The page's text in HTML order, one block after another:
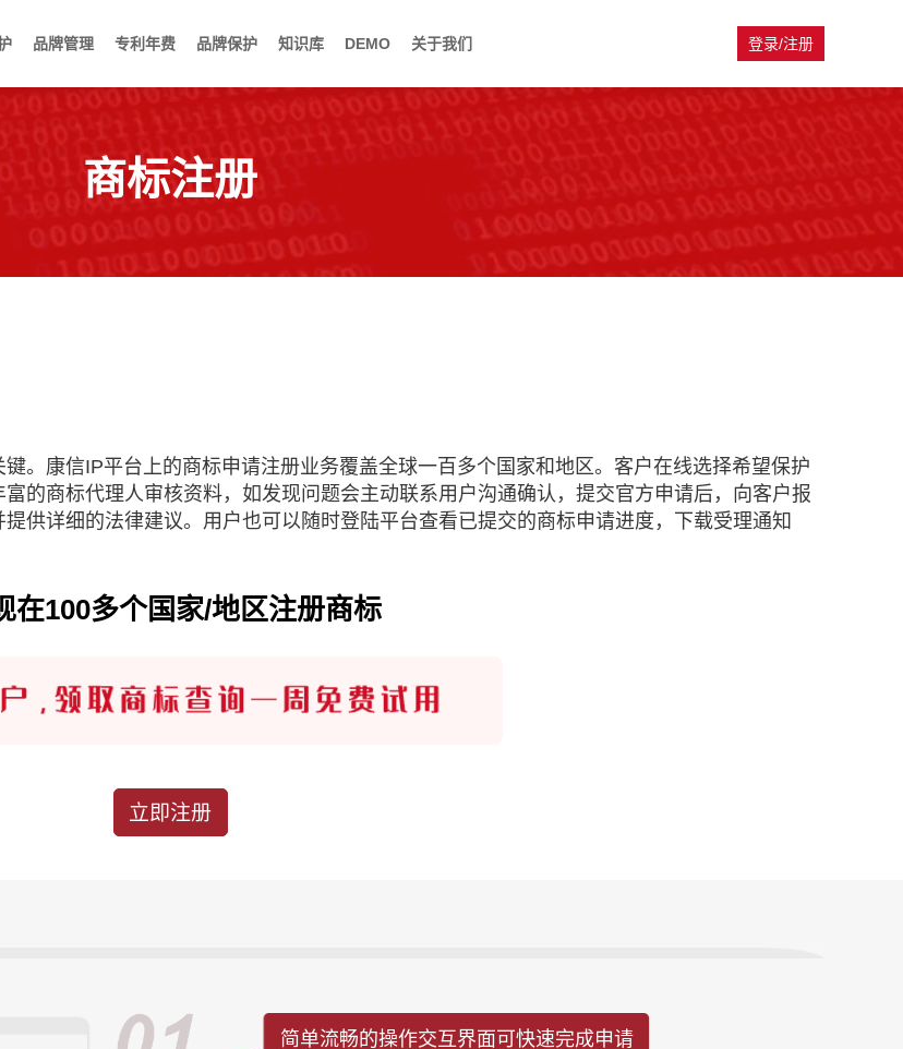
品牌管理 专利年费 品牌保护 知识库 DEMO 关于我们 登录/注册
商标注册
。康信IP平台上的商标申请注册业务覆盖全球一百多个国家和地区。客户在线选择希望保护
的商标代理人审核资料，如发现问题会主动联系用户沟通确认，提交官方申请后，向客户报
供详细的法律建议。用户也可以随时登陆平台查看已提交的商标申请进度，下载受理通知
在100多个国家/地区注册商标
立即注册
简单流畅的操作交互界面可快速完成申请